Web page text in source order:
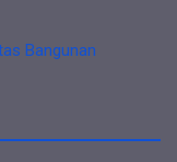
Bangunan